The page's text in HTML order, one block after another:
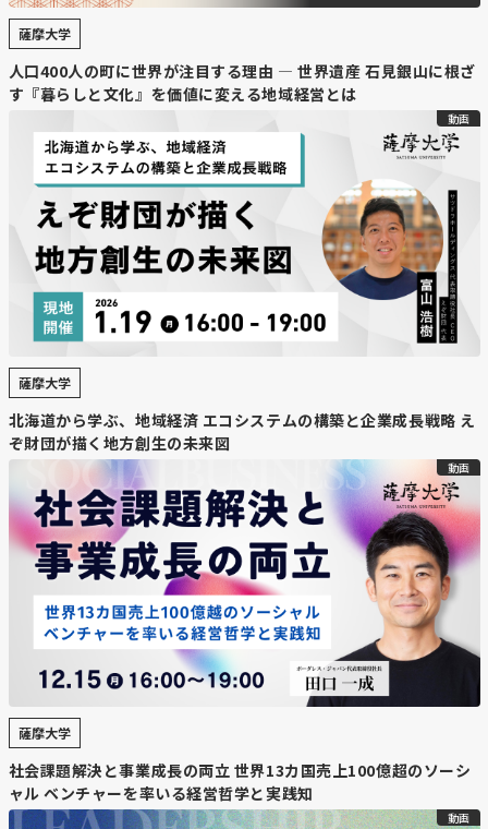
薩摩大学
人口400人の町に世界が注目する理由 — 世界遺産 石見銀山に根ざ
す『暮らしと文化』を価値に変える地域経営とは
動画
薩摩大学
北海道から学ぶ、地域経済 エコシステムの構築と企業成長戦略 え
ぞ財団が描く地方創生の未来図
動画
薩摩大学
社会課題解決と事業成長の両立 世界13カ国売上100億超のソーシ
ャル ベンチャーを率いる経営哲学と実践知
動画